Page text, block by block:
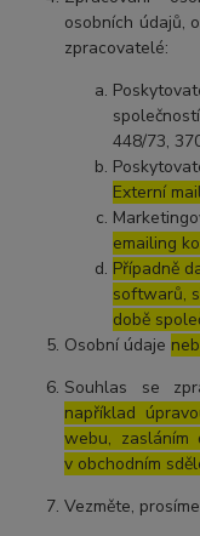
osobních údajů,
zpracovatelé:
448/73,
Externí
emailing
Případně
softwarů,
době
Osobní údaje
Souhlas se
například
webu, zasláním
v obchodním
Vezměte,